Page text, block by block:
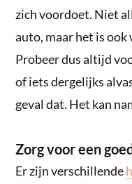
zich voordoet. Niet
auto, maar het is
Probeer dus altijd
of iets dergelijks
geval dat. Het kan
Zorg voor een
Er zijn verschillende